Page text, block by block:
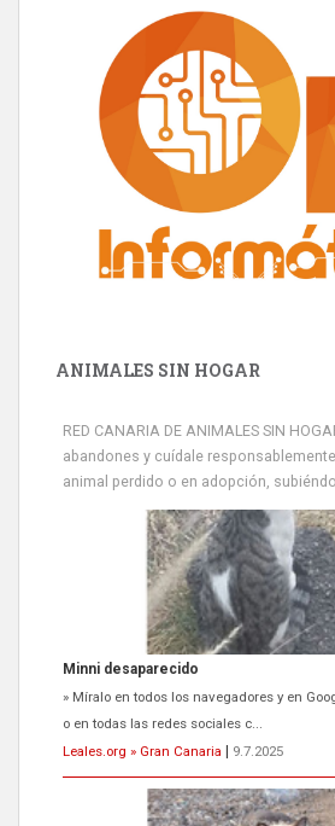
ANIMALES SIN HOGAR
RED CANARIA DE ANIMALES SIN
abandones y cuídale
animal perdido o en adopción,
Minni desaparecido
» Míralo en todos los navegadores y en
o en todas las redes sociales c...
Leales.org » Gran Canaria
9.7.2025